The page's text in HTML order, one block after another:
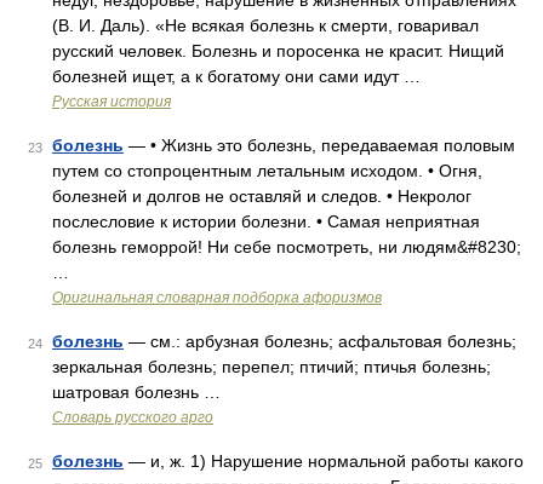
(В. И. Даль). «Не всякая болезнь к смерти, говаривал
русский человек. Болезнь и поросенка не красит. Нищий
болезней ищет, а к богатому они сами идут …
Русская история
23 болезнь — • Жизнь это болезнь, передаваемая половым
путем со стопроцентным летальным исходом. • Огня,
болезней и долгов не оставляй и следов. • Некролог
послесловие к истории болезни. • Самая неприятная
болезнь геморрой! Ни себе посмотреть, ни людям&#8230;
Оригинальная словарная подборка афоризмов
24 болезнь — см.: арбузная болезнь; асфальтовая болезнь;
зеркальная болезнь; перепел; птичий; птичья болезнь;
шатровая болезнь …
Словарь русского арго
25 болезнь — и, ж. 1) Нарушение нормальной работы какого